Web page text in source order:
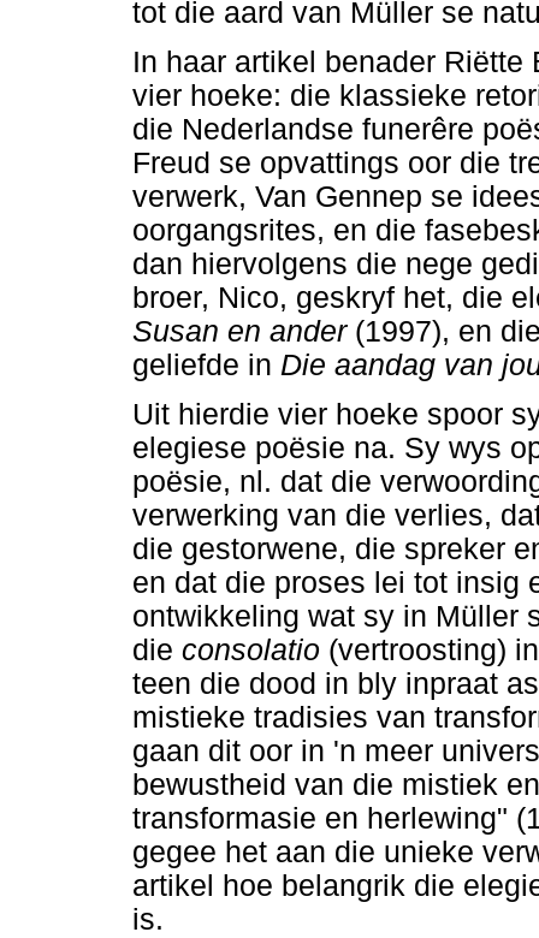
tot die aard van Müller se
In haar artikel benader
vier hoeke: die klassieke
die Nederlandse funerêre
Freud se opvattings oor die
verwerk, Van Gennep se
oorgangsrites, en die
dan hiervolgens die nege
broer, Nico, geskryf het, die
Susan en ander (1997), en
geliefde in Die aandag van
Uit hierdie vier hoeke spoor
elegiese poësie na. Sy wys
poësie, nl. dat die
verwerking van die verlies,
die gestorwene, die spreker
en dat die proses lei tot insig
ontwikkeling wat sy in Müller
die consolatio (vertroosting)
teen die dood in bly inpraat
mistieke tradisies van
gaan dit oor in 'n meer
bewustheid van die mistiek
transformasie en herlewing"
gegee het aan die unieke
artikel hoe belangrik die
is.